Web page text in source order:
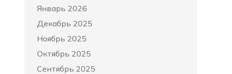
Январь 2026
Декабрь 2025
Ноябрь 2025
Октябрь 2025
Сентябрь 2025